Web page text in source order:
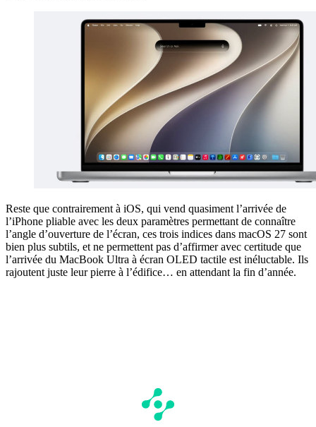
Reste que contrairement à iOS, qui vend quasiment l’arrivée de
l’iPhone pliable avec les deux paramètres permettant de connaître
l’angle d’ouverture de l’écran, ces trois indices dans macOS 27 sont
bien plus subtils, et ne permettent pas d’affirmer avec certitude que
l’arrivée du MacBook Ultra à écran OLED tactile est inéluctable. Ils
rajoutent juste leur pierre à l’édifice… en attendant la fin d’année.